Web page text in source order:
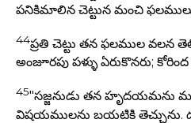
పనికిమాలిన చెట్టున మంచి
44ప్రతి చెట్టు తన ఫలముల వలన
అంజూరపు పళ్ళు ఏరుకొనరు;
45"సజ్జనుడు తన హృదయమను
విషయములను బయటికి తెచ్చును.